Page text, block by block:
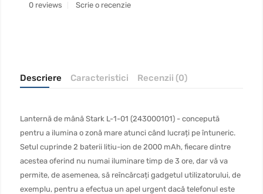
0 reviews Scrie o recenzie
Descriere Caracteristici Recenzii (0)
Lanternă de mână Stark L-1-01 (243000101) - concepută
pentru a ilumina o zonă mare atunci când lucrați pe întuneric.
Setul cuprinde 2 baterii litiu-ion de 2000 mAh, fiecare dintre
acestea oferind nu numai iluminare timp de 3 ore, dar vă va
permite, de asemenea, să reîncărcați gadgetul utilizatorului, de
exemplu, pentru a efectua un apel urgent dacă telefonul este